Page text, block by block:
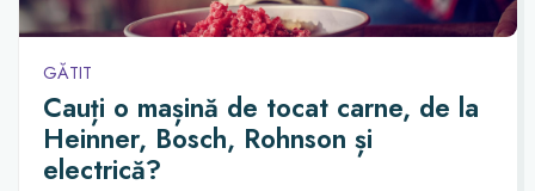
GĂTIT
Cauți o mașină de tocat carne, de la
Heinner, Bosch, Rohnson și
electrică?